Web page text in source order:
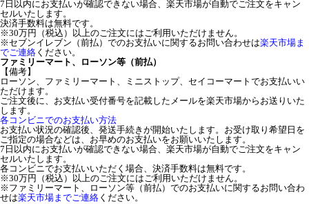
7日以内にお支払いが確認できない場合、楽天市場が自動でご注文をキャン
セルいたします。
決済手数料は無料です。
※30万円（税込）以上のご注文にはご利用いただけません。
※セブンイレブン（前払）でのお支払いに関するお問い合わせは楽天市場ま
でご連絡 ください。
ファミリーマート、ローソン等（前払）
【備考】
ローソン、ファミリーマート、ミニストップ、セイコーマートでお支払いい
ただけます。
ご注文後に、お支払い受付番号を記載したメールを楽天市場からお送りいた
します。
各コンビニでのお支払い方法
お支払い状況の確認後、発送手続きが開始いたします。お受け取り希望日を
ご指定の場合などは、お早めのお支払いをお願いいたします。
7日以内にお支払いが確認できない場合、楽天市場が自動でご注文をキャン
セルいたします。
各コンビニでお支払いいただく場合、決済手数料は無料です。
※30万円（税込）以上のご注文にはご利用いただけません。
※ファミリーマート、ローソン等（前払）でのお支払いに関するお問い合わ
せは楽天市場までご連絡 ください。